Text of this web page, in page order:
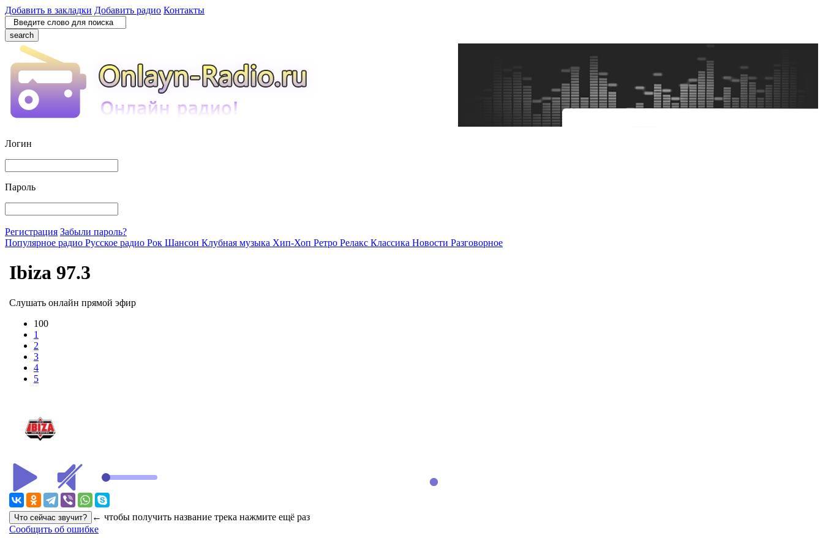
Добавить в закладки Добавить радио Контакты
search
Логин
Пароль
Регистрация Забыли пароль?
Популярное радио Русское радио Рок Шансон Клубная музыка Хип-Хоп Ретро Релакс Классика Новости Разговорное
Ibiza 97.3
Слушать онлайн прямой эфир
100
1
2
3
4
5
← чтобы получить название трека нажмите ещё раз
Сообщить об ошибке